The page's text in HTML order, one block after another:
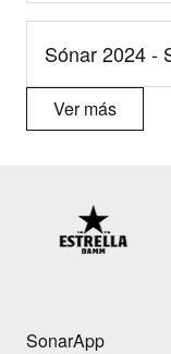
Sónar 2024 -
Ver más
SonarApp